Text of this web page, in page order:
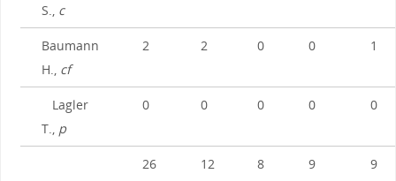
S., c
Baumann
H., cf
2 2 0 0 1
Lagler
T., p
0 0 0 0 0
26 12 8 9 9